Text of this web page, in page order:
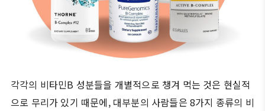
각각의 비타민B 성분들을 개별적으로 챙겨 먹는 것은 현실적
으로 무리가 있기 때문에, 대부분의 사람들은 8가지 종류의 비